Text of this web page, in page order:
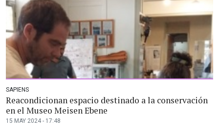
SAPIENS
Reacondicionan espacio destinado a la conservación
en el Museo Meisen Ebene
15 MAY 2024 - 17:48